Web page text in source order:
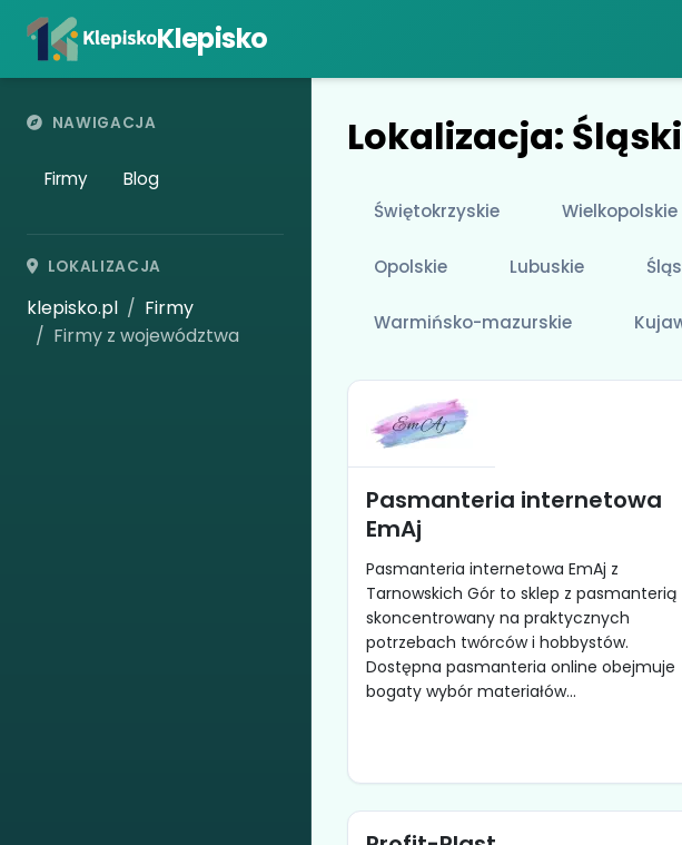
Klepisko
NAWIGACJA
Firmy Blog
LOKALIZACJA
klepisko.pl
Firmy
Firmy z województwa
Lokalizacja:
Świętokrzyskie Wielkopolskie
Opolskie Lubuskie
Warmińsko-mazurskie
Pasmanteria internetowa
EmAj
Pasmanteria internetowa EmAj z
Tarnowskich Gór to sklep z pasmanterią
skoncentrowany na praktycznych
potrzebach twórców i hobbystów.
Dostępna pasmanteria online obejmuje
bogaty wybór materiałów...